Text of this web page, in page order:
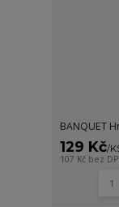
BANQUET
129 Kč/
107 Kč bez